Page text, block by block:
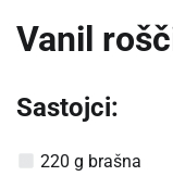
Vanil
Sastojci:
220 g brašna